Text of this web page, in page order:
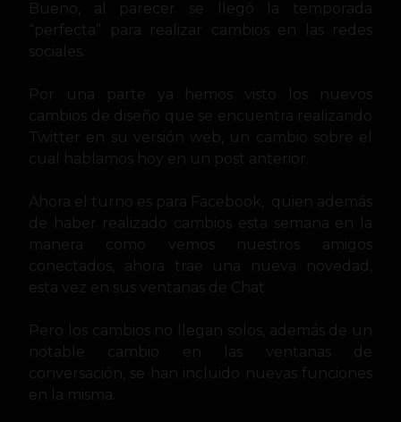
Bueno, al parecer se llegó la temporada
“perfecta” para realizar cambios en las redes
sociales.
Por una parte ya hemos visto los nuevos
cambios de diseño que se encuentra realizando
Twitter en su versión web, un cambio sobre el
cual hablamos hoy en un post anterior.
Ahora el turno es para Facebook, quien además
de haber realizado cambios esta semana en la
manera como vemos nuestros amigos
conectados, ahora trae una nueva novedad,
esta vez en sus ventanas de Chat.
Pero los cambios no llegan solos, además de un
notable cambio en las ventanas de
conversación, se han incluido nuevas funciones
en la misma.